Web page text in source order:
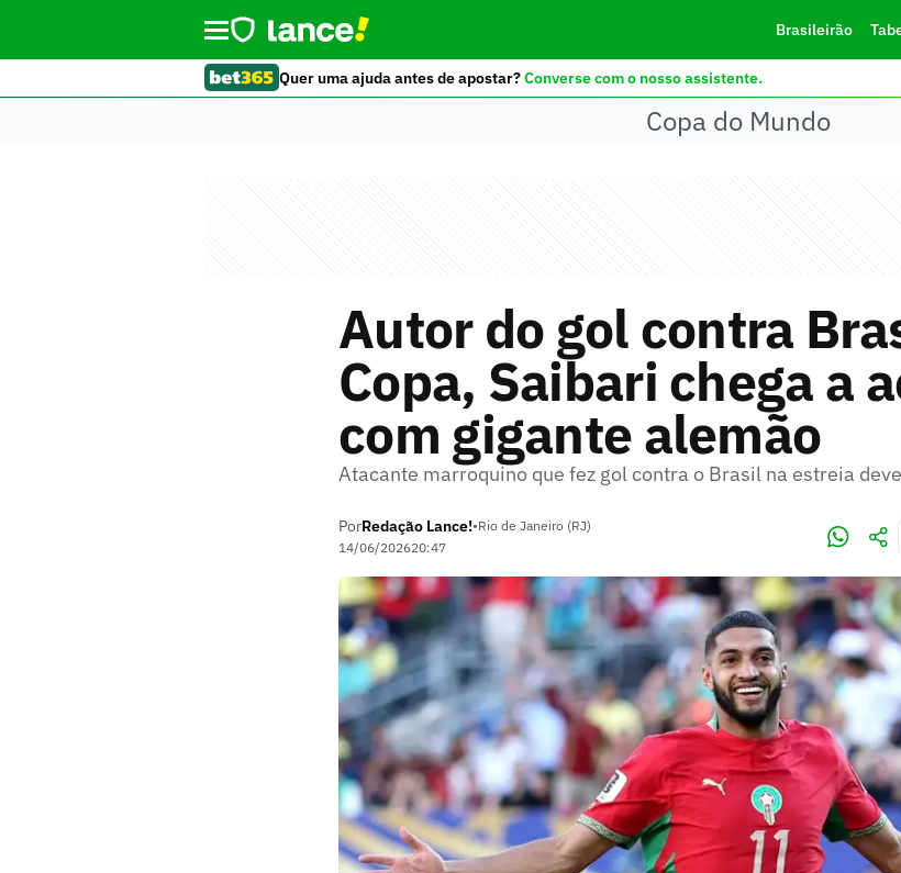
Brasileirão
Quer uma ajuda antes de apostar?Converse com o nosso assistente.
Copa do Mundo
Autor do gol contra
Copa, Saibari chega a
com gigante alemão
Atacante marroquino que fez gol contra o Brasil na estreia
PorRedação Lance!•Rio de Janeiro (RJ)
14/06/202620:47